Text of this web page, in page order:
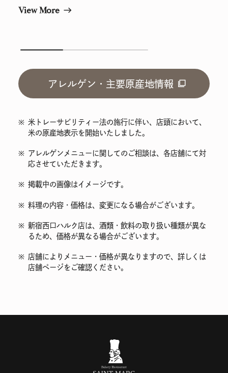
View More east
アレルゲン・主要原産地情報
※ 米トレーサビリティー法の施行に伴い、店頭において、
米の原産地表示を開始いたしました。
※ アレルゲンメニューに関してのご相談は、各店舗にて対
応させていただきます。
※ 掲載中の画像はイメージです。
※ 料理の内容・価格は、変更になる場合がございます。
※ 新宿西口ハルク店は、酒類・飲料の取り扱い種類が異な
るため、価格が異なる場合がございます。
※ 店舗によりメニュー・価格が異なりますので、詳しくは
店舗ページをご確認ください。